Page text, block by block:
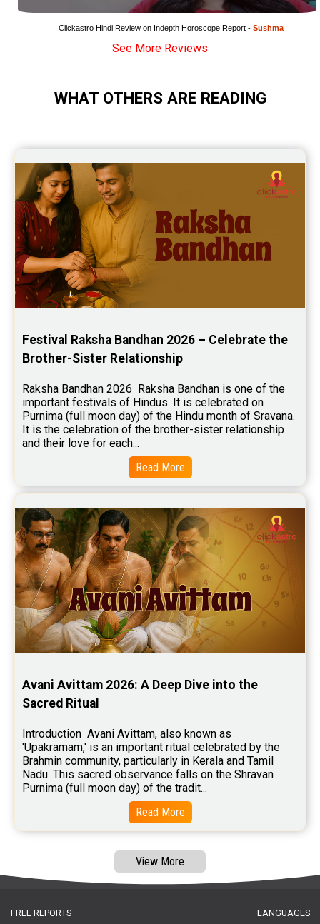
Yearly Predictions Reviews
Monthly Predictions Reviews
Saturn Transit Predictions Reviews
Rahu Ketu Transit Predictions Reviews
Jupiter Transit Predictions Reviews
Free Horoscope Reviews
Free Horoscope Compatibility Reviews
Free Personal Horoscope Reviews
Free Career Horoscope Reviews
Free Wealth Horoscope Reviews
Free Star Horoscope Reviews
Baby Names Reviews
Free Chinese Horoscope Reviews
Free Chinese Compatibility Reviews
Free Feng Shui Reviews
Free Panchanga Predictions Reviews
Astrology Consultancy Reviews
Free Janam Kundali Reviews
Free Astrology Reviews
Free Tamil Jathagam Reviews
Clickastro Hindi Review on Indepth Horoscope Report - Sushma
See More Reviews
WHAT OTHERS ARE READING
Festival Raksha Bandhan 2026 – Celebrate the
Brother-Sister Relationship
Raksha Bandhan 2026  Raksha Bandhan is one of the
important festivals of Hindus. It is celebrated on
Purnima (full moon day) of the Hindu month of Sravana.
It is the celebration of the brother-sister relationship
and their love for each...
Read More
Avani Avittam 2026: A Deep Dive into the
Sacred Ritual
Introduction  Avani Avittam, also known as
'Upakramam,' is an important ritual celebrated by the
Brahmin community, particularly in Kerala and Tamil
Nadu. This sacred observance falls on the Shravan
Purnima (full moon day) of the tradit...
Read More
View More
FREE REPORTS
LANGUAGES